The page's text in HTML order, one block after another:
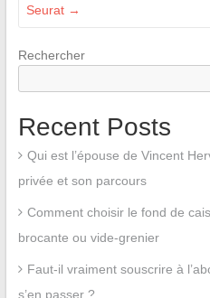
Seurat →
Rechercher
Recent Posts
Qui est l’épouse de Vincent
privée et son parcours
Comment choisir le fond de
brocante ou vide-grenier
Faut-il vraiment souscrire à
s’en passer ?